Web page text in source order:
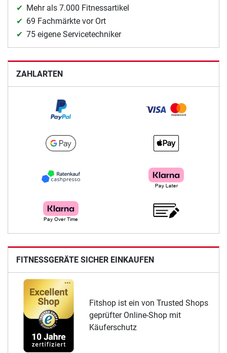
Mehr als 7.000 Fitnessartikel
69 Fachmärkte vor Ort
75 eigene Servicetechniker
ZAHLARTEN
FITNESSGERÄTE SICHER EINKAUFEN
Fitshop ist ein von Trusted Shops
geprüfter Online-Shop mit
Käuferschutz